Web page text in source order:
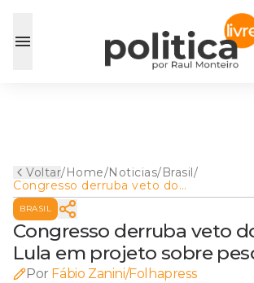
Voltar/Home/Noticias/Brasil/
Congresso derruba veto do
governo Lula em projeto
sobre pesquisa
BRASIL
Congresso derruba veto
Lula em projeto sobre
Por Fábio Zanini/Folhapress